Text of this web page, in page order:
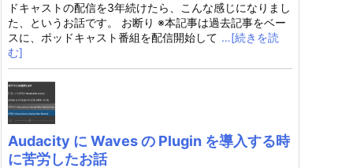
ドキャストの配信を3年続けたら、こんな感じになりまし
た、というお話です。 お断り ※本記事は過去記事をベー
スに、ポッドキャスト番組を配信開始して …[続きを読
む]
Audacity に Waves の Plugin を導入する時
に苦労したお話